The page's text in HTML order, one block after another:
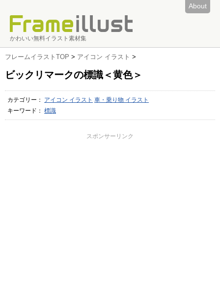
About
かわいい無料イラスト素材集
フレームイラストTOP > アイコン イラスト >
ビックリマークの標識＜黄色＞
カテゴリー： アイコン イラスト 車・乗り物 イラスト
キーワード： 標識
スポンサーリンク